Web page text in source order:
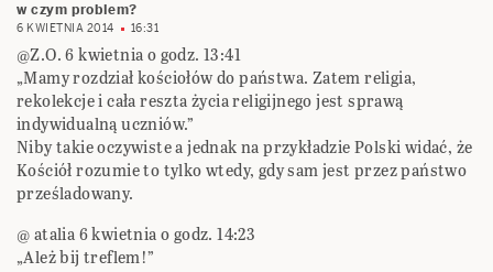
w czym problem?
6 KWIETNIA 2014 16:31
@Z.O. 6 kwietnia o godz. 13:41
„Mamy rozdział kościołów do państwa. Zatem religia,
rekolekcje i cała reszta życia religijnego jest sprawą
indywidualną uczniów.”
Niby takie oczywiste a jednak na przykładzie Polski widać, że
Kościół rozumie to tylko wtedy, gdy sam jest przez państwo
prześladowany.
@ atalia 6 kwietnia o godz. 14:23
„Ależ bij treflem!”